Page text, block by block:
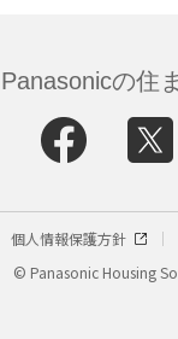
Panasonicの住
個人情報保護方針
© Panasonic Housing